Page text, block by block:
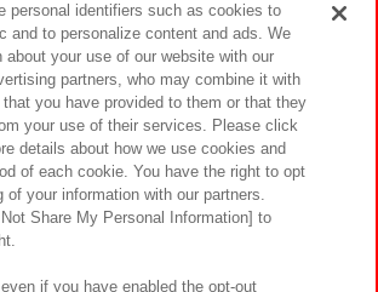
ンペーン
サステナビリティ サイトポリシー
シー ウェブアクセシビリティ方針と検証結果
まとともに
ント対応方針 よくあるご質問・お問い合わせ
personal identifiers such as cookies to
and to personalize content and ads. We
about your use of our website with our
partners, who may combine it with
you have provided to them or that they
your use of their services. Please click
details about how we use cookies and
of each cookie. You have the right to opt
of your information with our partners.
Share My Personal Information] to
if you have enabled the opt-out